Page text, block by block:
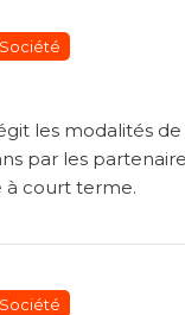
Société
les modalités
par les
à court terme.
Société